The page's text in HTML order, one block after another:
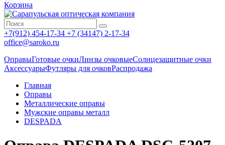
Корзина
+7(912) 454-17-34 +7 (34147) 2-17-34
office@saroko.ru
ОправыГотовые очкиЛинзы очковыеСолнцезащитные очки
АксессуарыФутляры для очковРаспродажа
Главная
Оправы
Металлические оправы
Мужские оправы металл
DESPADA